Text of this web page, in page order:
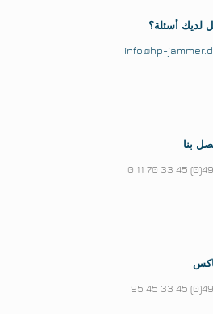
لديك أسئلة؟
info@hp-
بنا